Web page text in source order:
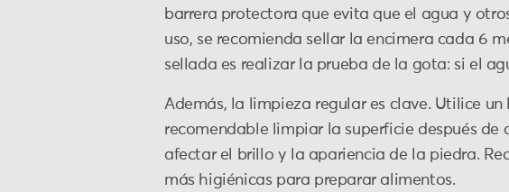
barrera protectora que evita que el agua y
uso, se recomienda sellar la encimera cada 6
sellada es realizar la prueba de la gota: si el
Además, la limpieza regular es clave. Utilice
recomendable limpiar la superficie después
afectar el brillo y la apariencia de la piedra.
más higiénicas para preparar alimentos.